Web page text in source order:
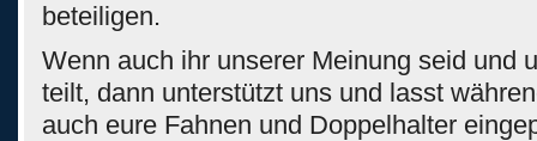
beteiligen.
Wenn auch ihr unserer Meinung seid und
teilt, dann unterstützt uns und lasst
auch eure Fahnen und Doppelhalter